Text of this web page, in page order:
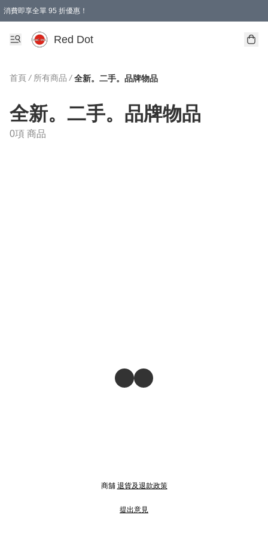
消費即享全單 95 折優惠！
Red Dot
首頁 / 所有商品 / 全新。二手。品牌物品
全新。二手。品牌物品
0項 商品
商舖 退貨及退款政策
提出意見